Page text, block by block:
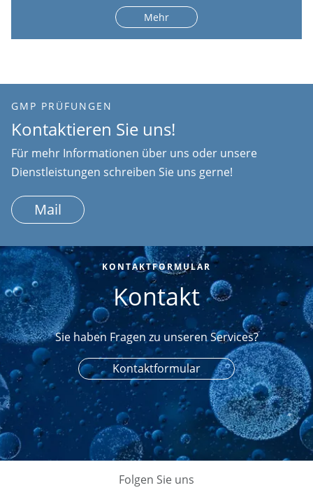
Mehr
GMP PRÜFUNGEN
Kontaktieren Sie uns!
Für mehr Informationen über uns oder unsere
Dienstleistungen schreiben Sie uns gerne!
Mail
KONTAKTFORMULAR
Kontakt
Sie haben Fragen zu unseren Services?
Kontaktformular
Folgen Sie uns